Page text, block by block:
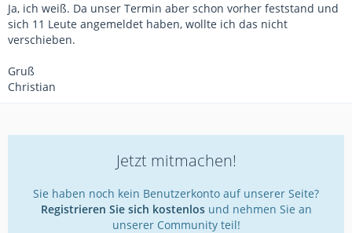
Ja, ich weiß. Da unser Termin aber schon vorher feststand und
sich 11 Leute angemeldet haben, wollte ich das nicht
verschieben.
Gruß
Christian
Jetzt mitmachen!
Sie haben noch kein Benutzerkonto auf unserer Seite?
Registrieren Sie sich kostenlosund nehmen Sie an
unserer Community teil!